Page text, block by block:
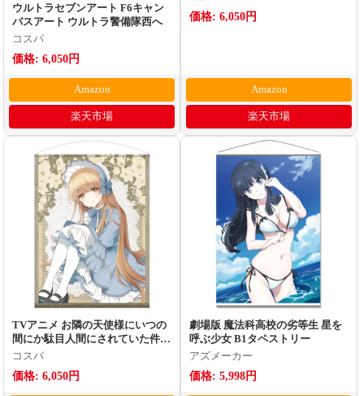
ウルトラセブンアート F6キャン
バスアート ウルトラ警備隊西へ
コスパ
価格: 6,050円
Amazon
楽天市場
価格: 6,050円
Amazon
楽天市場
TVアニメ お隣の天使様にいつの
間にか駄目人間にされていた件
椎名真昼 100cmタペストリー ロ
コスパ
価格: 6,050円
劇場版 魔法科高校の劣等生 星を
呼ぶ少女 B1タペストリー
アズメーカー
価格: 5,998円